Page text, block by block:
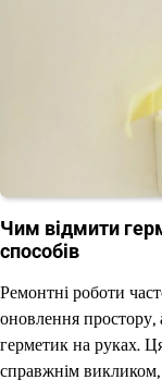
Чим відмити
способів
Ремонтні роботи
оновлення
герметик на руках.
справжнім викликом,